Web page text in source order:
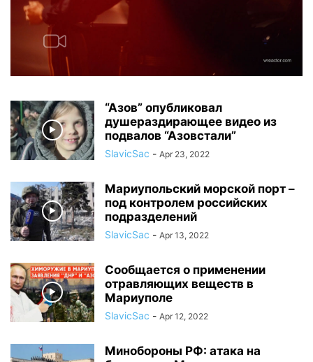
“Азов” опубликовал
душераздирающее видео из
подвалов “Азовстали”
SlavicSac - Apr 23, 2022
Мариупольский морской порт –
под контролем российских
подразделений
SlavicSac - Apr 13, 2022
Сообщается о применении
отравляющих веществ в
Мариуполе
SlavicSac - Apr 12, 2022
Минобороны РФ: атака на